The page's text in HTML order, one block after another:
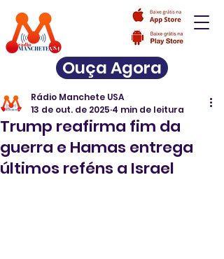
Ouça Agora
Trump reafirma fim da
guerra e Hamas entrega
últimos reféns a Israel
Rádio Manchete USA
13 de out. de 2025 4 min de leitura